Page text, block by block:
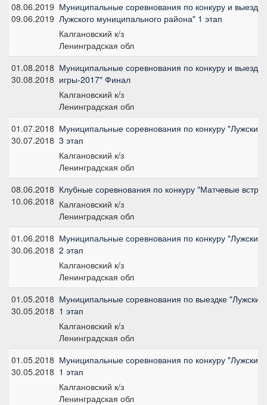
08.06.2019
09.06.2019
Муниципальные соревнования по конкуру и
Лужского муниципального района" 1 этап
Калгановский к/з
Ленинградская обл
01.08.2018
30.08.2018
Муниципальные соревнования по конкуру и
игры-2017" Финал
Калгановский к/з
Ленинградская обл
01.07.2018
30.07.2018
Муниципальные соревнования по конкуру
3 этап
Калгановский к/з
Ленинградская обл
08.06.2018
10.06.2018
Клубные соревнования по конкуру "Матчевые
Калгановский к/з
Ленинградская обл
01.06.2018
30.06.2018
Муниципальные соревнования по конкуру
2 этап
Калгановский к/з
Ленинградская обл
01.05.2018
30.05.2018
Муниципальные соревнования по выездке
1 этап
Калгановский к/з
Ленинградская обл
01.05.2018
30.05.2018
Муниципальные соревнования по конкуру
1 этап
Калгановский к/з
Ленинградская обл